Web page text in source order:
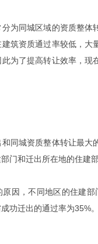
同城区域的资质整体
筑资质通过率较低，
为了提高转让效率，
城资质整体转让最大
门和迁出所在地的住建
，不同地区的住建部
功迁出的通过率为35%。